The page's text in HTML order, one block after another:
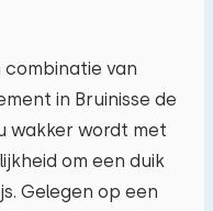
combinatie van
in Bruinisse de
wakker wordt met
om een duik
Gelegen op een
vr za zo
31 01 02
07 08 09